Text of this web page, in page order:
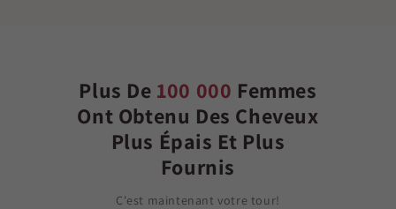
Plus De 100 000 Femmes
Ont Obtenu Des Cheveux
Plus Épais Et Plus
Fournis
C'est maintenant votre tour!